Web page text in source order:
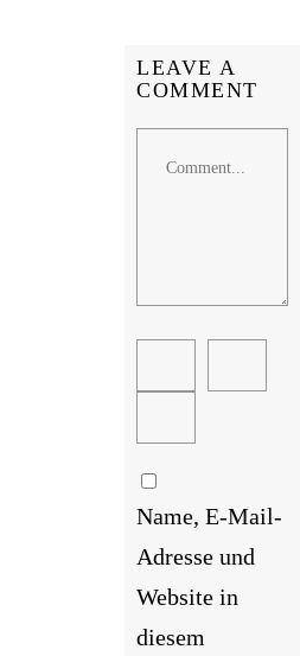
LEAVE A
COMMENT
Name, E-Mail-
Adresse und
Website in
diesem